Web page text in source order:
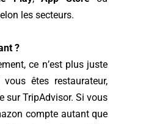
les secteurs.
?
ce n’est plus juste
êtes restaurateur,
sur TripAdvisor. Si vous
compte autant que